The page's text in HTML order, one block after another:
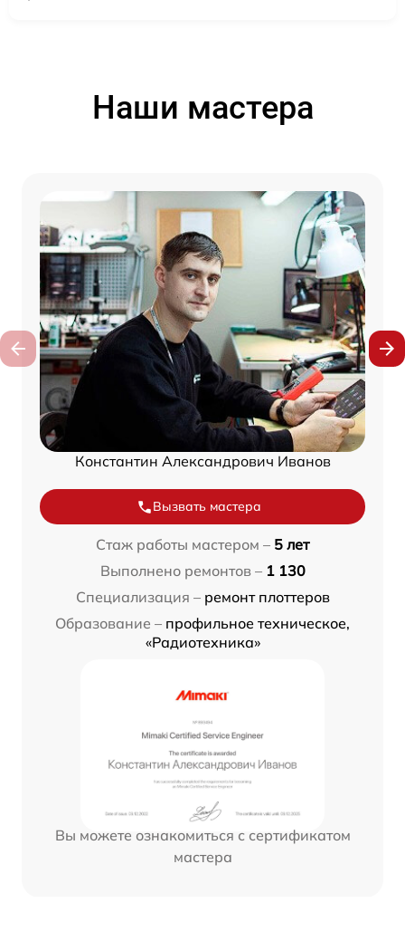
Наши мастера
Константин Александрович Иванов
Вызвать мастера
Стаж работы мастером – 5 лет
Выполнено ремонтов – 1 130
Специализация – ремонт плоттеров
Образование – профильное техническое,
«Радиотехника»
Вы можете ознакомиться с сертификатом
мастера